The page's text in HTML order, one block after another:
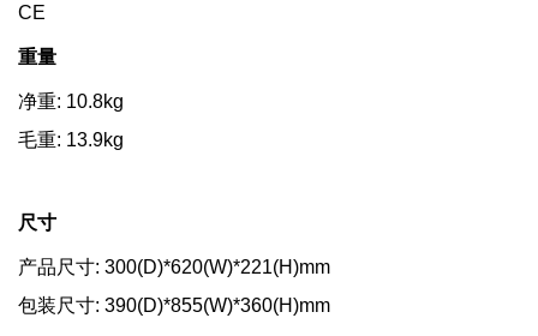
CE
重量
净重: 10.8kg
毛重: 13.9kg
尺寸
产品尺寸: 300(D)*620(W)*221(H)mm
包装尺寸: 390(D)*855(W)*360(H)mm